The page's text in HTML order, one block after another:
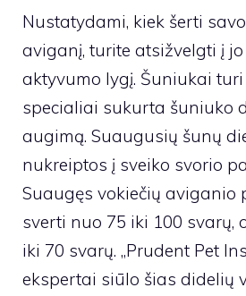
Nustatydami, kiek šerti
aviganį, turite atsižvelgti į
aktyvumo lygį. Šuniukai
specialiai sukurta šuniuko
augimą. Suaugusių šunų
nukreiptos į sveiko svorio
Suaugęs vokiečių aviganio
sverti nuo 75 iki 100 svarų,
iki 70 svarų. „Prudent Pet
ekspertai siūlo šias didelių